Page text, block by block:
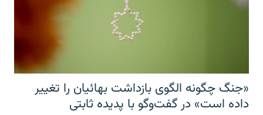
«جنگ چگونه الگوی بازداشت بهائیان را تغییر
داده است» در گفت‌وگو با پدیده ثابتی